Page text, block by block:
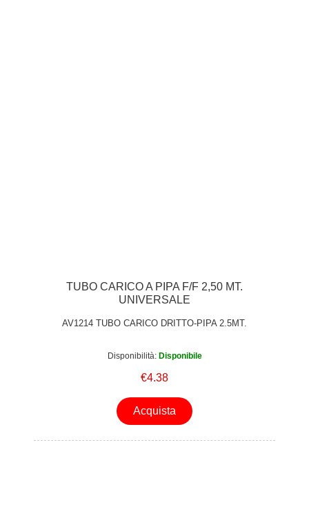
TUBO CARICO A PIPA F/F 2,50 MT.
UNIVERSALE
AV1214 TUBO CARICO DRITTO-PIPA 2.5MT.
Disponibilità: Disponibile
€4.38
Acquista